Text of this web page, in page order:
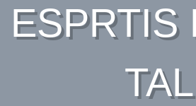
ESPRTIS